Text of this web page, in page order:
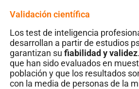
Validación científica
Los test de inteligencia
desarrollan a partir de estudios
garantizan su fiabilidad y validez
que han sido evaluados en
población y que los resultados
con la media de personas de la